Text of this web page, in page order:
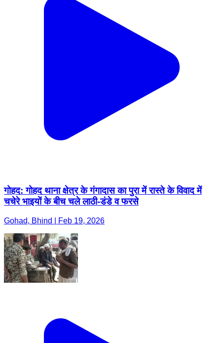
गोहद: गोहद थाना क्षेत्र के गंगादास का पुरा में रास्ते के विवाद में
चचेरे भाइयों के बीच चले लाठी-डंडे व फरसे
Gohad, Bhind | Feb 19, 2026